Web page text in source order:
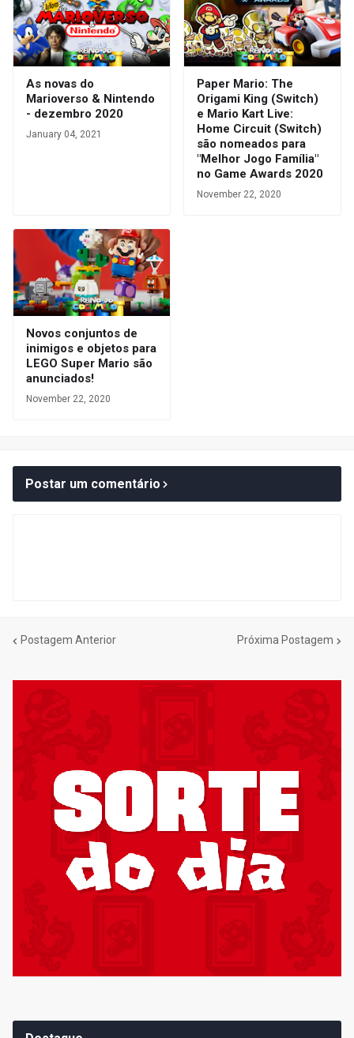
As novas do
Marioverso & Nintendo
- dezembro 2020
January 04, 2021
Paper Mario: The
Origami King (Switch)
e Mario Kart Live:
Home Circuit (Switch)
são nomeados para
"Melhor Jogo Família"
no Game Awards 2020
November 22, 2020
Novos conjuntos de
inimigos e objetos para
LEGO Super Mario são
anunciados!
November 22, 2020
Postar um comentário
Postagem Anterior Próxima Postagem